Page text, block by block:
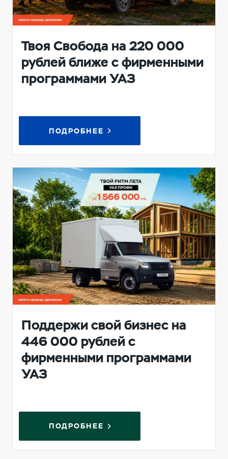
Твоя Свобода на 220 000
рублей ближе с фирменными
программами УАЗ
ПОДРОБНЕЕ
Поддержи свой бизнес на
446 000 рублей с
фирменными программами
УАЗ
ПОДРОБНЕЕ